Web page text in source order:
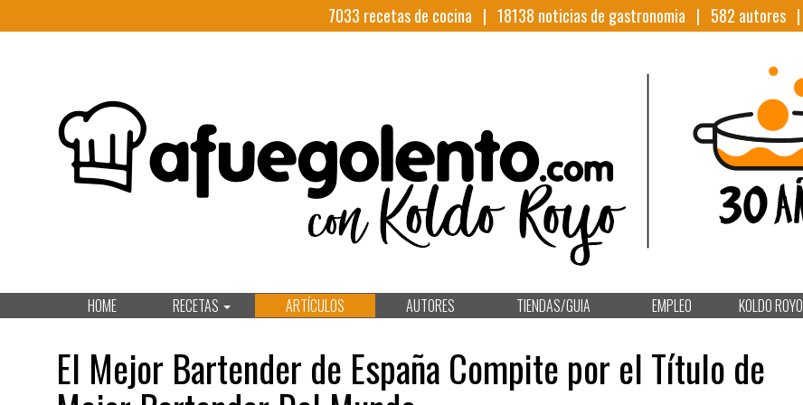
7033 recetas de cocina | 18138 noticias de gastronomia | 582 autores |
HOME RECETAS ARTÍCULOS AUTORES TIENDAS/GUIA EMPLEO KOLDO ROYO
El Mejor Bartender de España Compite por el Título de